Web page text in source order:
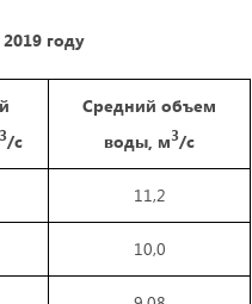
году
3/с
Средний объем
воды, м3/с
11,2
10,0